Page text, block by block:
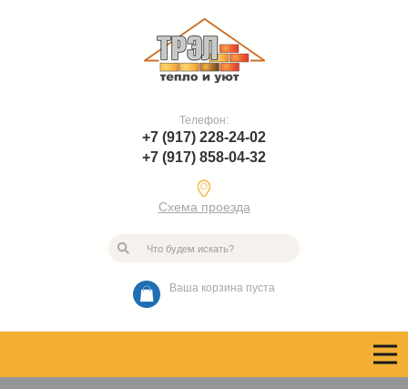
Телефон:
+7 (917) 228-24-02
+7 (917) 858-04-32
Схема проезда
Ваша корзина пуста